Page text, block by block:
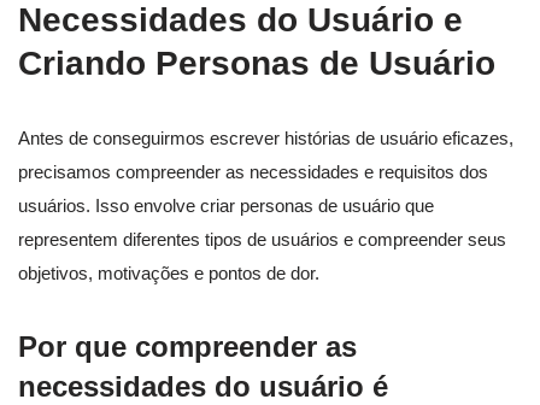
Necessidades do Usuário e
Criando Personas de Usuário
Antes de conseguirmos escrever histórias de usuário eficazes,
precisamos compreender as necessidades e requisitos dos
usuários. Isso envolve criar personas de usuário que
representem diferentes tipos de usuários e compreender seus
objetivos, motivações e pontos de dor.
Por que compreender as
necessidades do usuário é